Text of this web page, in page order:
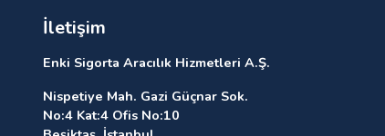
İletişim
Enki Sigorta Aracılık Hizmetleri A.Ş.
Nispetiye Mah. Gazi Güçnar Sok.
No:4 Kat:4 Ofis No:10